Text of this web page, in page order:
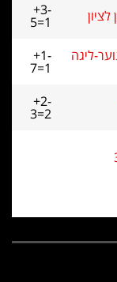
+3-
5=1
ליגה +1-
7=1
+2-
3=2